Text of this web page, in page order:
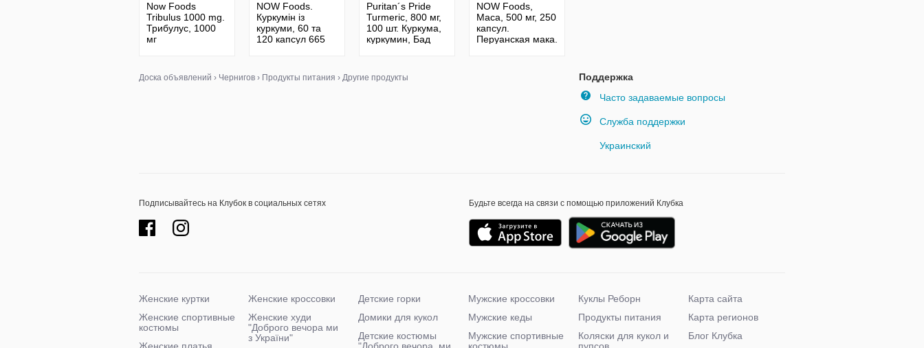
Now Foods
Tribulus 1000 mg.
Трибулус, 1000
мг
NOW Foods.
Куркумін із
куркуми, 60 та
120 капсул 665
Puritan´s Pride
Turmeric, 800 мг,
100 шт. Куркума,
куркумин, Бад
NOW Foods,
Maca, 500 мг, 250
капсул.
Перуанская мака.
Поддержка
Часто задаваемые вопросы
Служба поддержки
Украинский
Доска объявлений › Чернигов › Продукты питания › Другие продукты
Подписывайтесь на Клубок в социальных сетях Будьте всегда на связи с помощью приложений Клубка
Женские куртки
Женские спортивные
костюмы
Женские кроссовки
Женские худи
"Доброго вечора ми
з України"
Детские горки
Домики для кукол
Детские костюмы
Мужские кроссовки
Мужские кеды
Мужские спортивные
Куклы Реборн
Продукты питания
Коляски для кукол и
Карта сайта
Карта регионов
Блог Клубка